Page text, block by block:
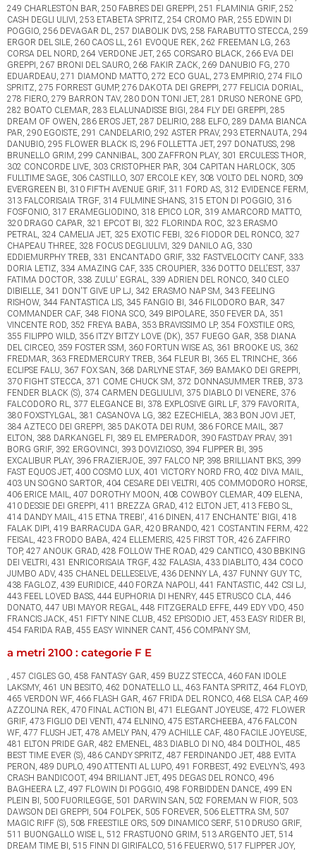
249 CHARLESTON BAR, 250 FABRES DEI GREPPI, 251 FLAMINIA GRIF, 252
CASH DEGLI ULIVI, 253 ETABETA SPRITZ, 254 CROMO PAR, 255 EDWIN DI
POGGIO, 256 DEVAGAR DL, 257 DIABOLIK DVS, 258 FARABUTTO STECCA, 259
ERGOR DEL SILE, 260 CAOS LL, 261 EVOQUE REK, 262 FREEMAN LG, 263
CORSA DEL NORD, 264 VERDONE JET, 265 CORSARO BLACK, 266 EVA DEI
GREPPI, 267 BRONI DEL SAURO, 268 FAKIR ZACK, 269 DANUBIO FG, 270
EDUARDEAU, 271 DIAMOND MATTO, 272 ECO GUAL, 273 EMPIRIO, 274 FILO
SPRITZ, 275 FORREST GUMP, 276 DAKOTA DEI GREPPI, 277 FELICIA DORIAL,
278 FIERO, 279 BARRON TAV, 280 DON TONI JET, 281 DRUSO NERONE GPD,
282 BOATO CLEMAR, 283 ELALUNADISSE BIGI, 284 FLY DEI GREPPI, 285
DREAM OF OWEN, 286 EROS JET, 287 DELIRIO, 288 ELFO, 289 DAMA BIANCA
PAR, 290 EGOISTE, 291 CANDELARIO, 292 ASTER PRAV, 293 ETERNAUTA, 294
DANUBIO, 295 FLOWER BLACK IS, 296 FOLLETTA JET, 297 DONATUSS, 298
BRUNELLO GRIM, 299 CANNIBAL, 300 ZAFFRON PLAY, 301 ERCULESS THOR,
302 CONCORDE LIVE, 303 CRISTOPHER PAR, 304 CAPITAN HARLOCK, 305
FULLTIME SAGE, 306 CASTILLO, 307 ERCOLE KEY, 308 VOLTO DEL NORD, 309
EVERGREEN BI, 310 FIFTH AVENUE GRIF, 311 FORD AS, 312 EVIDENCE FERM,
313 FALCORISAIA TRGF, 314 FULMINE SHANS, 315 ETON DI POGGIO, 316
FOSFONIO, 317 ERAMEGLIODINO, 318 EPICO LOR, 319 AMARCORD MATTO,
320 DRAGO CAPAR, 321 EPCOT BI, 322 FLORINDA ROC, 323 ERASMO
PETRAL, 324 CAMELIA JET, 325 EXOTIC FEBI, 326 FIODOR DEL RONCO, 327
CHAPEAU THREE, 328 FOCUS DEGLIULIVI, 329 DANILO AG, 330
EDDIEMURPHY TREB, 331 ENCANTADO GRIF, 332 FASTVELOCITY CANF, 333
DORIA LETIZ, 334 AMAZING CAF, 335 CROUPIER, 336 DOTTO DELL'EST, 337
FATIMA DOCTOR, 338 ZULU' EGRAL, 339 ADRIEN DEL RONCO, 340 CLEO
DIBIELLE, 341 DON'T GIVE UP LJ, 342 ERASMO NAP SM, 343 FEELING
RISHOW, 344 FANTASTICA LIS, 345 FANGIO BI, 346 FILODORO BAR, 347
COMMANDER CAF, 348 FIONA SCO, 349 BIPOLARE, 350 FEVER DA, 351
VINCENTE ROD, 352 FREYA BABA, 353 BRAVISSIMO LP, 354 FOXSTILE ORS,
355 FILIPPO WILD, 356 ITZY BITZY LOVE (DK), 357 FUEGO GAR, 358 DIANA
DEL CIRCEO, 359 FOSTER SSM, 360 FORTUN WISE AS, 361 BROOKE US, 362
FREDMAR, 363 FREDMERCURY TREB, 364 FLEUR BI, 365 EL TRINCHE, 366
ECLIPSE FALU, 367 FOX SAN, 368 DARLYNE STAF, 369 BAMAKO DEI GREPPI,
370 FIGHT STECCA, 371 COME CHUCK SM, 372 DONNASUMMER TREB, 373
FENDER BLACK (S), 374 CARMEN DEGLIULIVI, 375 DIABLO DI VENERE, 376
FALCODORO RL, 377 ELEGANCE BI, 378 EXPLOSIVE GIRL LF, 379 FAVORITA,
380 FOXSTYLGAL, 381 CASANOVA LG, 382 EZECHIELA, 383 BON JOVI JET,
384 AZTECO DEI GREPPI, 385 DAKOTA DEI RUM, 386 FORCE MAIL, 387
ELTON, 388 DARKANGEL FI, 389 EL EMPERADOR, 390 FASTDAY PRAV, 391
BORG GRIF, 392 ERGOVINCI, 393 DOVIZIOSO, 394 FLIPPER BI, 395
EXCALIBUR PLAY, 396 FRAZIERJOE, 397 FALCO NP, 398 BRILLIANT BKS, 399
FAST EQUOS JET, 400 COSMO LUX, 401 VICTORY NORD FRO, 402 DIVA MAIL,
403 UN SOGNO SARTOR, 404 CESARE DEI VELTRI, 405 COMMODORO HORSE,
406 ERICE MAIL, 407 DOROTHY MOON, 408 COWBOY CLEMAR, 409 ELENA,
410 DESSIE DEI GREPPI, 411 BREZZA GRAD, 412 ELTON JET, 413 FEBO SL,
414 DANDY MAIL, 415 ETNA TREBI', 416 DINEN, 417 ENCHANTE' BIGI, 418
FALAK DIPI, 419 BARRACUDA GAR, 420 BRANDO, 421 COSTANTIN FERM, 422
FEISAL, 423 FRODO BABA, 424 ELLEMERIS, 425 FIRST TOR, 426 ZAFFIRO
TOP, 427 ANOUK GRAD, 428 FOLLOW THE ROAD, 429 CANTICO, 430 BBKING
DEI VELTRI, 431 ENRICORISAIA TRGF, 432 FALASIA, 433 DIABLITO, 434 COCO
JUMBO ADV, 435 CHANEL DELLESELVE, 436 DENNY LA, 437 FUNNY GUY TC,
438 FAGLOZ, 439 EURIDICE, 440 FORZA NAPOLI, 441 FANTASTIC, 442 CSI LJ,
443 FEEL LOVED BASS, 444 EUPHORIA DI HENRY, 445 ETRUSCO CLA, 446
DONATO, 447 UBI MAYOR REGAL, 448 FITZGERALD EFFE, 449 EDY VDO, 450
FRANCIS JACK, 451 FIFTY NINE CLUB, 452 EPISODIO JET, 453 EASY RIDER BI,
454 FARIDA RAB, 455 EASY WINNER CANT, 456 COMPANY SM,
a metri 2100 : categorie F E
, 457 CIGLES GO, 458 FANTASY GAR, 459 BUZZ STECCA, 460 FAN IDOLE
LAKSMY, 461 UN BESITO, 462 DONATELLO LL, 463 FANTA SPRITZ, 464 FLOYD,
465 VERDON WF, 466 FLASH GAR, 467 FRIDA DEL RONCO, 468 ELSA CAP, 469
AZZOLINA REK, 470 FINAL ACTION BI, 471 ELEGANT JOYEUSE, 472 FLOWER
GRIF, 473 FIGLIO DEI VENTI, 474 ELNINO, 475 ESTARCHEEBA, 476 FALCON
WF, 477 FLUSH JET, 478 AMELY PAN, 479 ACHILLE CAF, 480 FACILE JOYEUSE,
481 ELTON PRIDE GAR, 482 EMENEL, 483 DIABLO DI NO, 484 DOLTHOL, 485
BEST TIME EVER (S), 486 CANDY SPRITZ, 487 FERDINANDO JET, 488 EVITA
PERON, 489 DUPLO, 490 ATTENTI AL LUPO, 491 FORBEST, 492 EVELYN'S, 493
CRASH BANDICOOT, 494 BRILIANT JET, 495 DEGAS DEL RONCO, 496
BAGHEERA LZ, 497 FLOWIN DI POGGIO, 498 FORBIDDEN DANCE, 499 EN
PLEIN BI, 500 FUORILEGGE, 501 DARWIN SAN, 502 FOREMAN W FIOR, 503
DAWSON DEI GREPPI, 504 FOLPEK, 505 FOREVER, 506 ELETTRA SM, 507
MAGIC RIFF (S), 508 FREESTILE ORS, 509 DINAMICO SERF, 510 DRUSO GRIF,
511 BUONGALLO WISE L, 512 FRASTUONO GRIM, 513 ARGENTO JET, 514
DREAM TIME BI, 515 FINN DI GIRIFALCO, 516 FEUERWO, 517 FLIPPER JOY,